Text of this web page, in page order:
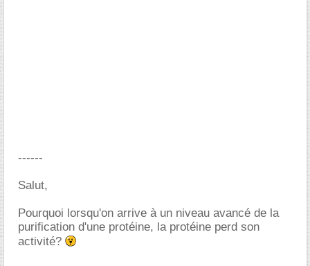
------
Salut,
Pourquoi lorsqu'on arrive à un niveau avancé de la
purification d'une protéine, la protéine perd son
activité?